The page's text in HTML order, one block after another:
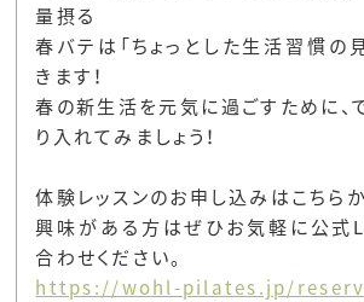
量摂る
春バテは「ちょっとした生活習慣の
きます！
春の新生活を元気に過ごすために、
り入れてみましょう！
体験レッスンのお申し込みはこちら
興味がある方はぜひお気軽に公式
合わせください。
https://wohl-pilates.jp/